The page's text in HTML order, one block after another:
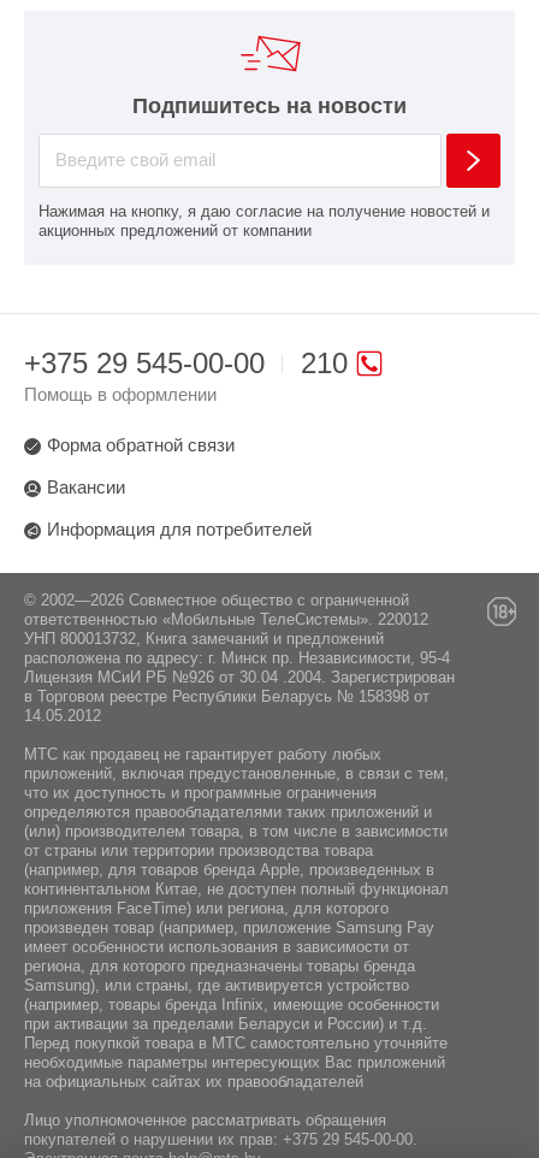
Подпишитесь на новости
Нажимая на кнопку, я даю согласие на получение новостей и
акционных предложений от компании
210
+375 29 545-00-00
Помощь в оформлении
Форма обратной связи
Вакансии
Информация для потребителей
© 2002—2026 Совместное общество с ограниченной
ответственностью «Мобильные ТелеСистемы». 220012
УНП 800013732, Книга замечаний и предложений
расположена по адресу: г. Минск пр. Независимости, 95-4
Лицензия МСиИ РБ №926 от 30.04 .2004. Зарегистрирован
в Торговом реестре Республики Беларусь № 158398 от
14.05.2012
МТС как продавец не гарантирует работу любых
приложений, включая предустановленные, в связи с тем,
что их доступность и программные ограничения
определяются правообладателями таких приложений и
(или) производителем товара, в том числе в зависимости
от страны или территории производства товара
(например, для товаров бренда Apple, произведенных в
континентальном Китае, не доступен полный функционал
приложения FaceTime) или региона, для которого
произведен товар (например, приложение Samsung Pay
имеет особенности использования в зависимости от
региона, для которого предназначены товары бренда
Samsung), или страны, где активируется устройство
(например, товары бренда Infiniх, имеющие особенности
при активации за пределами Беларуси и России) и т.д.
Перед покупкой товара в МТС самостоятельно уточняйте
необходимые параметры интересующих Вас приложений
на официальных сайтах их правообладателей
Лицо уполномоченное рассматривать обращения
покупателей о нарушении их прав: +375 29 545-00-00.